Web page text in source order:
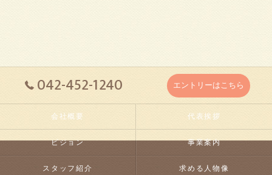
042-452-1240 エントリーはこちら
会社概要 代表挨拶
ビジョン 事業案内
スタッフ紹介 求める人物像